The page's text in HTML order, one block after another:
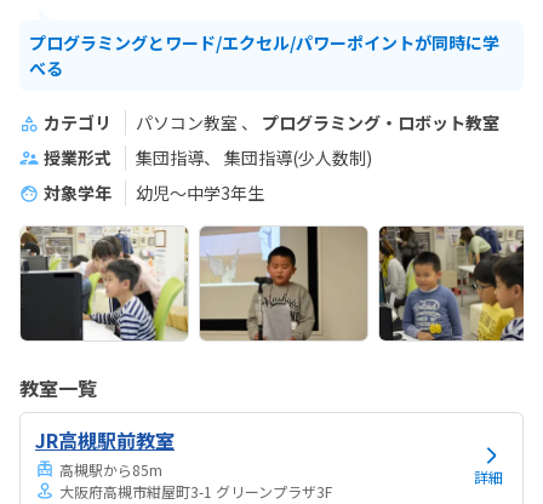
プログラミングとワード/エクセル/パワーポイントが同時に学
べる
カテゴリ パソコン教室
プログラミング・ロボット教室
授業形式
集団指導
集団指導(少人数制)
対象学年
幼児～中学3年生
教室一覧
JR高槻駅前教室
高槻駅から85m
大阪府高槻市紺屋町3-1 グリーンプラザ3F
詳細